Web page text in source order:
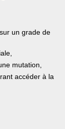
un grade de
mutation,
accéder à la